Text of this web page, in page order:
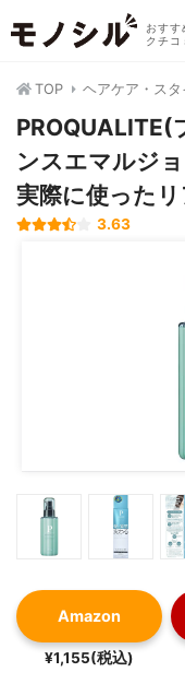
おすす
クチコ
TOP ヘアケア・ス
ンスエマルジ
実際に使った
3.63
Amazon
¥1,155(税込)